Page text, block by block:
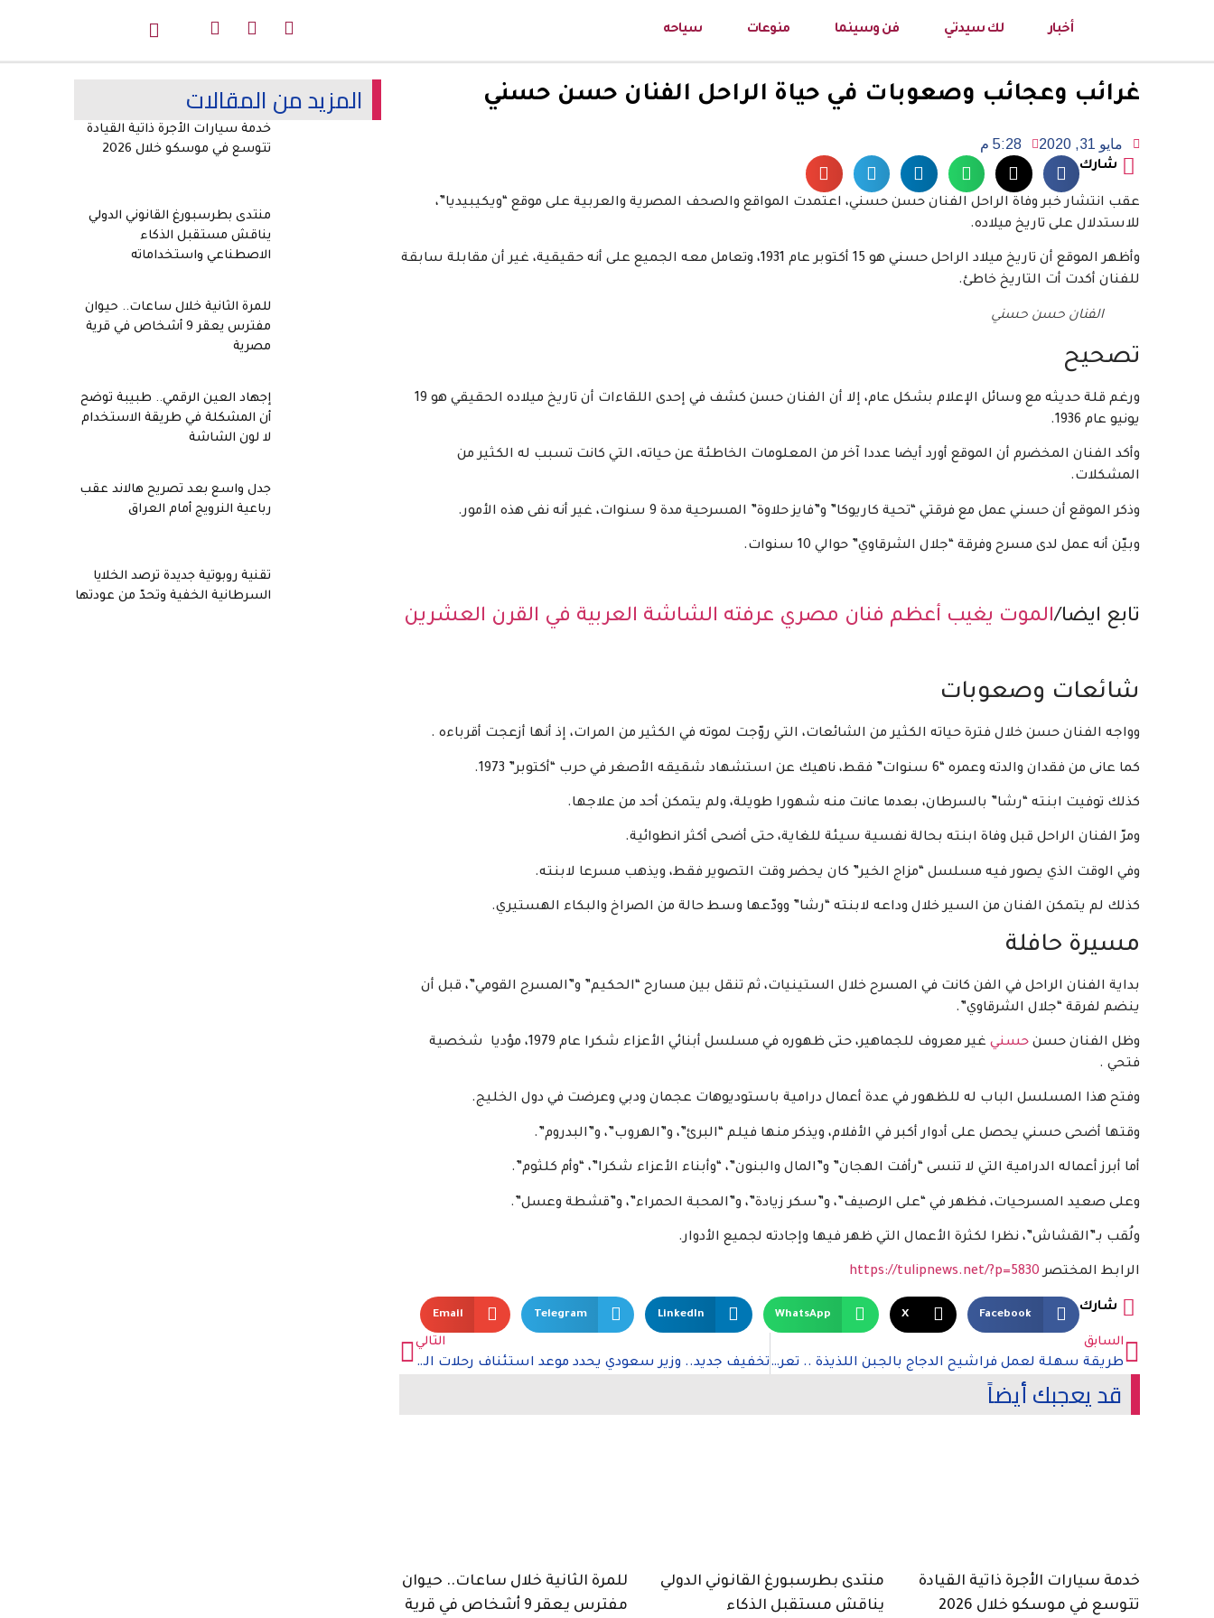
أخبار لك سيدتي فن وسينما منوعات سياحه
غرائب وعجائب وصعوبات في حياة الراحل الفنان حسن حسني
مايو 31, 2020 5:28 م
شارك
عقب انتشار خبر وفاة الراحل الفنان حسن حسني، اعتمدت المواقع والصحف المصرية والعربية على موقع “ويكيبيديا”،
للاستدلال على تاريخ ميلاده.
وأظهر الموقع أن تاريخ ميلاد الراحل حسني هو 15 أكتوبر عام 1931، وتعامل معه الجميع على أنه حقيقية، غير أن مقابلة سابقة
للفنان أكدت أت التاريخ خاطئ.
الفنان حسن حسني
تصحيح
ورغم قلة حديثه مع وسائل الإعلام بشكل عام، إلا أن الفنان حسن كشف في إحدى اللقاءات أن تاريخ ميلاده الحقيقي هو 19
يونيو عام 1936.
وأكد الفنان المخضرم أن الموقع أورد أيضا عددا آخر من المعلومات الخاطئة عن حياته، التي كانت تسبب له الكثير من
المشكلات.
وذكر الموقع أن حسني عمل مع فرقتي “تحية كاريوكا” و”فايز حلاوة” المسرحية مدة 9 سنوات، غير أنه نفى هذه الأمور.
وبيّن أنه عمل لدى مسرح وفرقة “جلال الشرقاوي” حوالي 10 سنوات.
تابع ايضا/الموت يغيب أعظم فنان مصري عرفته الشاشة العربية في القرن العشرين
شائعات وصعوبات
وواجه الفنان حسن خلال فترة حياته الكثير من الشائعات، التي روّجت لموته في الكثير من المرات، إذ أنها أزعجت أقرباءه .
كما عانى من فقدان والدته وعمره “6 سنوات” فقط، ناهيك عن استشهاد شقيقه الأصغر في حرب “أكتوبر” 1973.
كذلك توفيت ابنته “رشا” بالسرطان، بعدما عانت منه شهورا طويلة، ولم يتمكن أحد من علاجها.
ومرّ الفنان الراحل قبل وفاة ابنته بحالة نفسية سيئة للغاية، حتى أضحى أكثر انطوائية.
وفي الوقت الذي يصور فيه مسلسل “مزاج الخير” كان يحضر وقت التصوير فقط، ويذهب مسرعا لابنته.
كذلك لم يتمكن الفنان من السير خلال وداعه لابنته “رشا” وودّعها وسط حالة من الصراخ والبكاء الهستيري.
مسيرة حافلة
بداية الفنان الراحل في الفن كانت في المسرح خلال الستينيات، ثم تنقل بين مسارح “الحكيم” و”المسرح القومي”، قبل أن
ينضم لفرقة “جلال الشرقاوي”.
وظل الفنان حسن حسني
غير معروف للجماهير، حتى ظهوره في مسلسل أبنائي الأعزاء شكرا عام 1979، مؤديا شخصية
فتحي .
وفتح هذا المسلسل الباب له للظهور في عدة أعمال درامية باستوديوهات عجمان ودبي وعرضت في دول الخليج.
وقتها أضحى حسني يحصل على أدوار أكبر في الأفلام، ويذكر منها فيلم “البرئ”، و”الهروب”، و”البدروم”.
أما أبرز أعماله الدرامية التي لا تنسى “رأفت الهجان” و”المال والبنون”، “وأبناء الأعزاء شكرا”، “وأم كلثوم”.
وعلى صعيد المسرحيات، فظهر في “على الرصيف”، و”سكر زيادة”، و”المحبة الحمراء”، و”قشطة وعسل”.
ولُقب بـ”القشاش”، نظرا لكثرة الأعمال التي ظهر فيها وإجادته لجميع الأدوار.
الرابط المختصرhttps://tulipnews.net/?p=5830
شارك
Facebook
X
WhatsApp
LinkedIn
Telegram
Email
السابق
طريقة سهلة لعمل فراشيح الدجاج بالجبن اللذيذة .. تعرفي عليها
التالي
تخفيف جديد.. وزير سعودي يحدد موعد استئناف رحلات الطيران داخل المملكة
قد يعجبك أيضاً
خدمة سيارات الأجرة ذاتية القيادة
تتوسع في موسكو خلال 2026
منتدى بطرسبورغ القانوني الدولي
يناقش مستقبل الذكاء
للمرة الثانية خلال ساعات.. حيوان
مفترس يعقر 9 أشخاص في قرية
المزيد من المقالات
خدمة سيارات الأجرة ذاتية القيادة
تتوسع في موسكو خلال 2026
منتدى بطرسبورغ القانوني الدولي
يناقش مستقبل الذكاء
الاصطناعي واستخداماته
للمرة الثانية خلال ساعات.. حيوان
مفترس يعقر 9 أشخاص في قرية
مصرية
إجهاد العين الرقمي.. طبيبة توضح
أن المشكلة في طريقة الاستخدام
لا لون الشاشة
جدل واسع بعد تصريح هالاند عقب
رباعية النرويج أمام العراق
تقنية روبوتية جديدة ترصد الخلايا
السرطانية الخفية وتحدّ من عودتها